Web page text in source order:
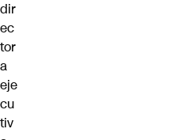
dir
ec
tor
a
eje
cu
tiv